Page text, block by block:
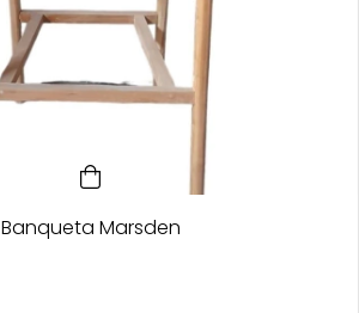
Banqueta Marsden